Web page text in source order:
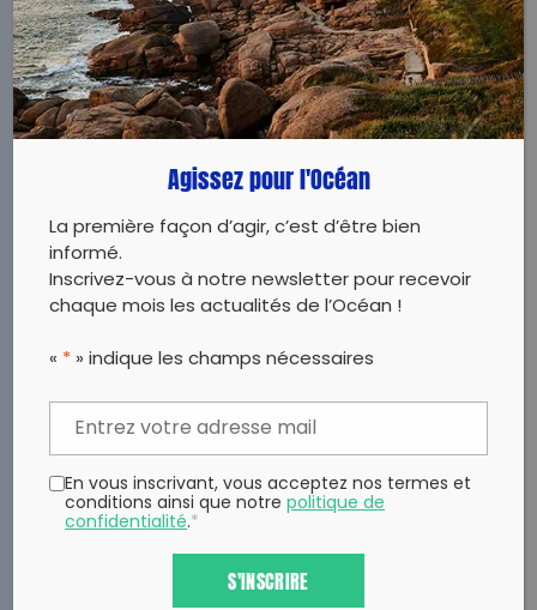
REGARDER
Agissez pour l'Océan
La première façon d’agir, c’est d’être bien
informé.
Inscrivez-vous à notre newsletter pour recevoir
chaque mois les actualités de l’Océan !
« * » indique les champs nécessaires
En vous inscrivant, vous acceptez nos termes et
conditions ainsi que notrepolitique de
confidentialité.*
S'INSCRIRE